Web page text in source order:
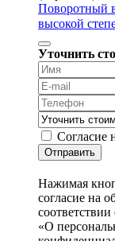
Поворотный
высокой
Уточнить
Согласие
Отправить
Нажимая
согласие на
«О